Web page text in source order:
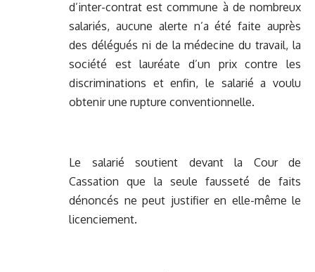
d’inter-contrat est commune à de nombreux
salariés, aucune alerte n’a été faite auprès
des délégués ni de la médecine du travail, la
société est lauréate d’un prix contre les
discriminations et enfin, le salarié a voulu
obtenir une rupture conventionnelle.
Le salarié soutient devant la Cour de
Cassation que la seule fausseté de faits
dénoncés ne peut justifier en elle-même le
licenciement.